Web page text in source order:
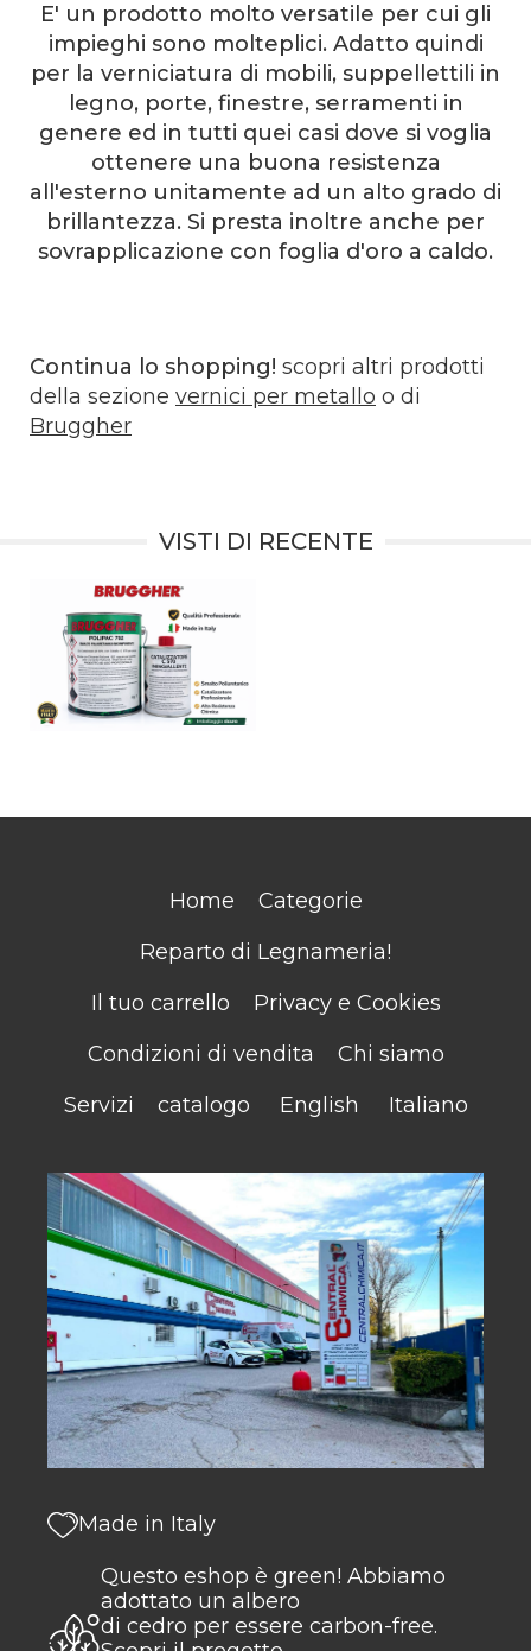
E' un prodotto molto versatile per cui gli
impieghi sono molteplici. Adatto quindi
per la verniciatura di mobili, suppellettili in
legno, porte, finestre, serramenti in
genere ed in tutti quei casi dove si voglia
ottenere una buona resistenza
all'esterno unitamente ad un alto grado di
brillantezza. Si presta inoltre anche per
sovrapplicazione con foglia d'oro a caldo.
Continua lo shopping! scopri altri prodotti
della sezione vernici per metallo o di
Bruggher
VISTI DI RECENTE
Home
Categorie
Reparto di Legnameria!
Il tuo carrello
Privacy e Cookies
Condizioni di vendita
Chi siamo
Servizi
catalogo English Italiano
Made in Italy
Questo eshop è green! Abbiamo
adottato un albero
di cedro per essere carbon-free.